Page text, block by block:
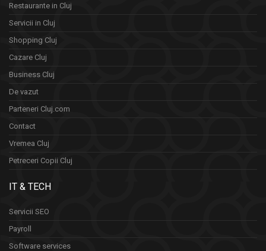
Restaurante in Cluj
Servicii in Cluj
Shopping Cluj
Cazare Cluj
Business Cluj
De vazut
Parteneri Cluj.com
Contact
Vremea Cluj
Petreceri Copii Cluj
IT & TECH
Servicii SEO
Payroll
Software services